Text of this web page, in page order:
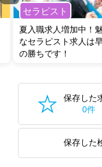
セラピスト
夏入職求人増加中！
なセラピスト求人は
の勝ちです！
保存した
0件
保存した